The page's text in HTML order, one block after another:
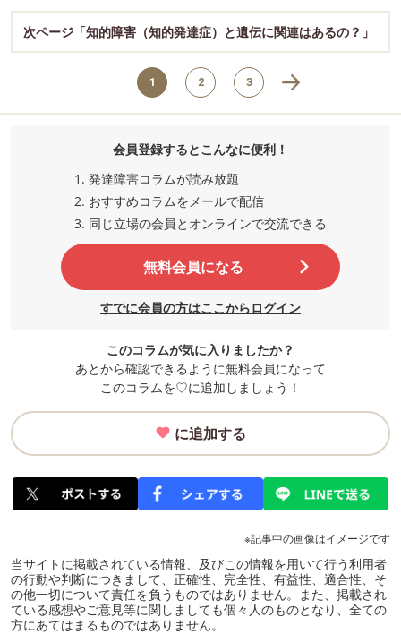
次ページ「知的障害（知的発達症）と遺伝に関連はあるの？」
1 2 3
会員登録するとこんなに便利！
発達障害コラムが読み放題
おすすめコラムをメールで配信
同じ立場の会員とオンラインで交流できる
無料会員になる
すでに会員の方はここからログイン
このコラムが気に入りましたか？
あとから確認できるように無料会員になって
このコラムを♡に追加しましょう！
に追加する
※記事中の画像はイメージです
当サイトに掲載されている情報、及びこの情報を用いて行う利用者
の行動や判断につきまして、正確性、完全性、有益性、適合性、そ
の他一切について責任を負うものではありません。また、掲載され
ている感想やご意見等に関しましても個々人のものとなり、全ての
方にあてはまるものではありません。